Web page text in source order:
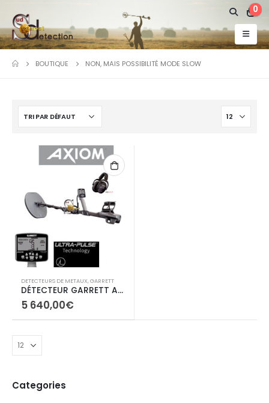
0
BOUTIQUE NON, MAIS POSSIBILITÉ MODE SLOW
DETECTEURS DE METAUX,GARRETT
DÉTECTEUR GARRETT AXIOM + Casque MS-3
5 640,00€
Categories